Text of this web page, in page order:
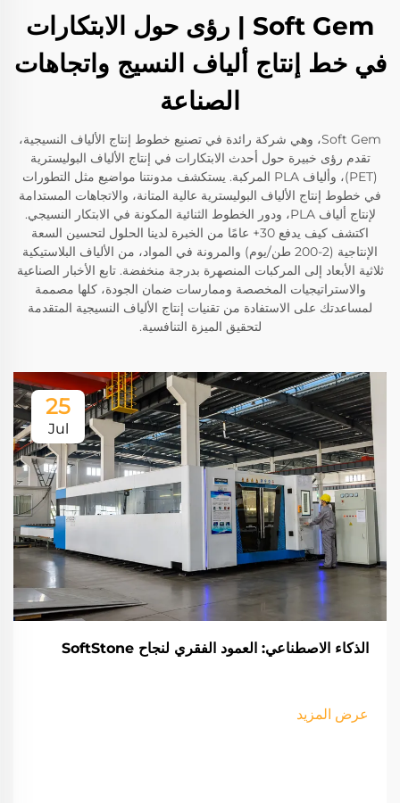
Soft Gem | رؤى حول الابتكارات
في خط إنتاج ألياف النسيج واتجاهات
الصناعة
Soft Gem، وهي شركة رائدة في تصنيع خطوط إنتاج الألياف النسيجية،
تقدم رؤى خبيرة حول أحدث الابتكارات في إنتاج الألياف البوليسترية
(PET)، وألياف PLA المركبة. يستكشف مدونتنا مواضيع مثل التطورات
في خطوط إنتاج الألياف البوليسترية عالية المتانة، والاتجاهات المستدامة
لإنتاج ألياف PLA، ودور الخطوط الثنائية المكونة في الابتكار النسيجي.
اكتشف كيف يدفع 30+ عامًا من الخبرة لدينا الحلول لتحسين السعة
الإنتاجية (2-200 طن/يوم) والمرونة في المواد، من الألياف البلاستيكية
ثلاثية الأبعاد إلى المركبات المنصهرة بدرجة منخفضة. تابع الأخبار الصناعية
والاستراتيجيات المخصصة وممارسات ضمان الجودة، كلها مصممة
لمساعدتك على الاستفادة من تقنيات إنتاج الألياف النسيجية المتقدمة
لتحقيق الميزة التنافسية.
25
Jul
الذكاء الاصطناعي: العمود الفقري لنجاح SoftStone
عرض المزيد